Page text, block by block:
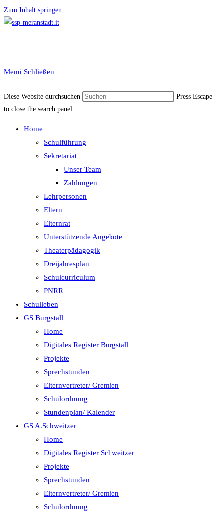
Zum Inhalt springen
Menü Schließen
Diese Website durchsuchen
Press Escape
to close the search panel.
Home
Schulführung
Sekretariat
Unser Team
Zahlungen
Lehrpersonen
Eltern
Elternrat
Unterstützende Angebote
Theaterpädagogik
Dreijahresplan
Schulcurriculum
PNRR
Schulleben
GS Burgstall
Home
Digitales Register Burgstall
Projekte
Sprechstunden
Elternvertreter/ Gremien
Schulordnung
Stundenplan/ Kalender
GS A.Schweitzer
Home
Digitales Register Schweitzer
Projekte
Sprechstunden
Elternvertreter/ Gremien
Schulordnung